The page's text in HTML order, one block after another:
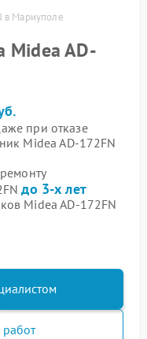
в Мариуполе
Midea AD-
при отказе
Midea AD-172FN
до 3-х лет
Midea AD-172FN
работ